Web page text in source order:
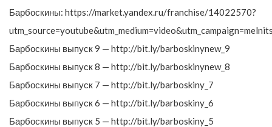
Барбоскины: https://market.yandex.ru/franchise/14022570?
Барбоскины выпуск 9 — http://bit.ly/barboskinynew_9
Барбоскины выпуск 8 — http://bit.ly/barboskinynew_8
Барбоскины выпуск 7 — http://bit.ly/barboskiny_7
Барбоскины выпуск 6 — http://bit.ly/barboskiny_6
Барбоскины выпуск 5 — http://bit.ly/barboskiny_5